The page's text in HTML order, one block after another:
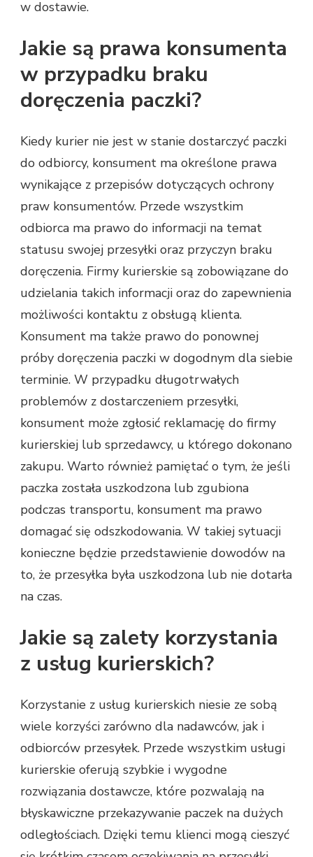
w dostawie.
Jakie są prawa konsumenta
w przypadku braku
doręczenia paczki?
Kiedy kurier nie jest w stanie dostarczyć paczki
do odbiorcy, konsument ma określone prawa
wynikające z przepisów dotyczących ochrony
praw konsumentów. Przede wszystkim
odbiorca ma prawo do informacji na temat
statusu swojej przesyłki oraz przyczyn braku
doręczenia. Firmy kurierskie są zobowiązane do
udzielania takich informacji oraz do zapewnienia
możliwości kontaktu z obsługą klienta.
Konsument ma także prawo do ponownej
próby doręczenia paczki w dogodnym dla siebie
terminie. W przypadku długotrwałych
problemów z dostarczeniem przesyłki,
konsument może zgłosić reklamację do firmy
kurierskiej lub sprzedawcy, u którego dokonano
zakupu. Warto również pamiętać o tym, że jeśli
paczka została uszkodzona lub zgubiona
podczas transportu, konsument ma prawo
domagać się odszkodowania. W takiej sytuacji
konieczne będzie przedstawienie dowodów na
to, że przesyłka była uszkodzona lub nie dotarła
na czas.
Jakie są zalety korzystania
z usług kurierskich?
Korzystanie z usług kurierskich niesie ze sobą
wiele korzyści zarówno dla nadawców, jak i
odbiorców przesyłek. Przede wszystkim usługi
kurierskie oferują szybkie i wygodne
rozwiązania dostawcze, które pozwalają na
błyskawiczne przekazywanie paczek na dużych
odległościach. Dzięki temu klienci mogą cieszyć